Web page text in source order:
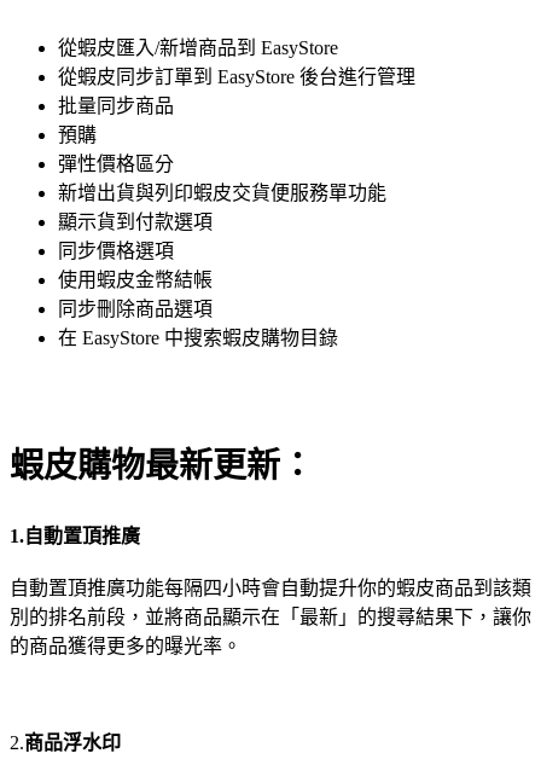
從蝦皮匯入/新增商品到 EasyStore
從蝦皮同步訂單到 EasyStore 後台進行管理
批量同步商品
預購
彈性價格區分
新增出貨與列印蝦皮交貨便服務單功能
顯示貨到付款選項
同步價格選項
使用蝦皮金幣結帳
同步刪除商品選項
在 EasyStore 中搜索蝦皮購物目錄
蝦皮購物最新更新：
1.自動置頂推廣
自動置頂推廣功能每隔四小時會自動提升你的蝦皮商品到該類
別的排名前段，並將商品顯示在「最新」的搜尋結果下，讓你
的商品獲得更多的曝光率。
2.商品浮水印